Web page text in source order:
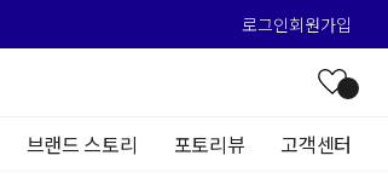
로그인회원가입
브랜드 스토리 포토리뷰 고객센터